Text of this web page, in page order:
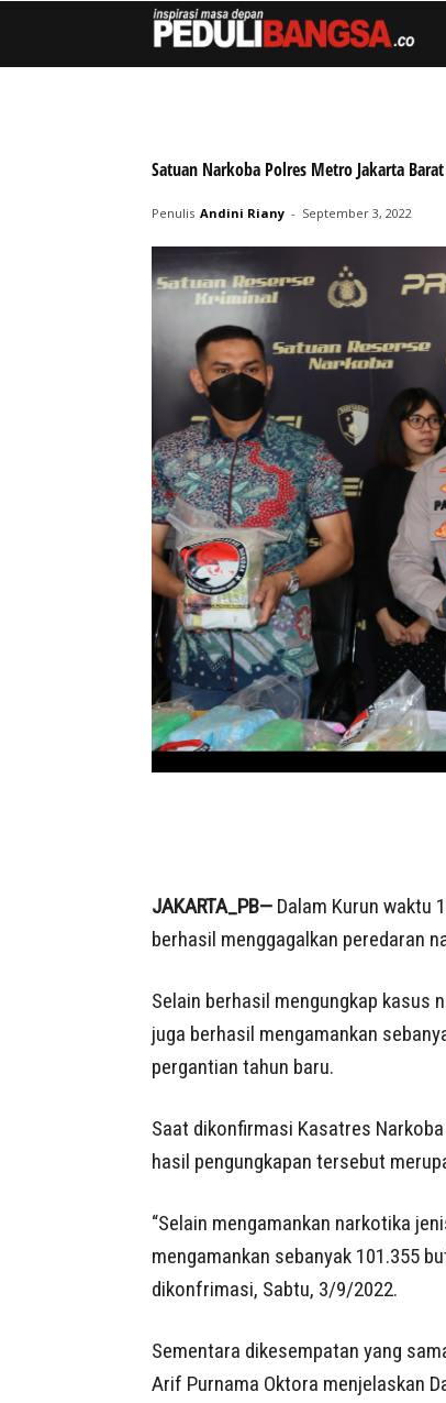
Satuan Narkoba Polres Metro Jakarta
Penulis Andini Riany - September 3, 2022
JAKARTA_PB— Dalam Kurun waktu
berhasil menggagalkan peredaran
Selain berhasil mengungkap kasus
juga berhasil mengamankan
pergantian tahun baru.
Saat dikonfirmasi Kasatres
hasil pengungkapan tersebut
“Selain mengamankan narkotika
mengamankan sebanyak 101.355
dikonfrimasi, Sabtu, 3/9/2022.
Sementara dikesempatan yang
Arif Purnama Oktora menjelaskan